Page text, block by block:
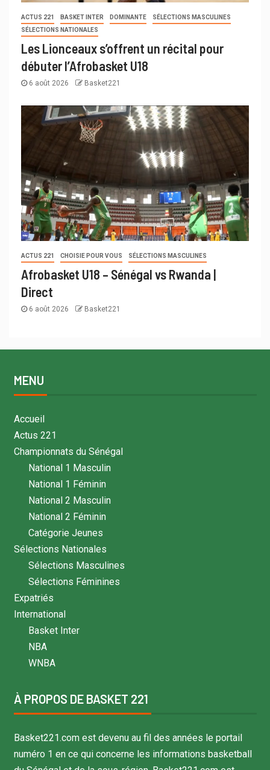
ACTUS 221 BASKET INTER DOMINANTE
SÉLECTIONS MASCULINES
SÉLECTIONS NATIONALES
Les Lionceaux s’offrent un récital pour
débuter l’Afrobasket U18
6 août 2026 Basket221
ACTUS 221 CHOISIE POUR VOUS SÉLECTIONS MASCULINES
Afrobasket U18 – Sénégal vs Rwanda |
Direct
6 août 2026 Basket221
MENU
Accueil
Actus 221
Championnats du Sénégal
National 1 Masculin
National 1 Féminin
National 2 Masculin
National 2 Féminin
Catégorie Jeunes
Sélections Nationales
Sélections Masculines
Sélections Féminines
Expatriés
International
Basket Inter
NBA
WNBA
À PROPOS DE BASKET 221
Basket221.com est devenu au fil des années le portail
numéro 1 en ce qui concerne les informations basketball